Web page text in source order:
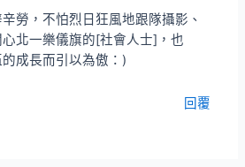
勞，不怕烈日狂風地跟隊攝影、
北一樂儀旗的[社會人士]，也
成長而引以為傲：)
回覆